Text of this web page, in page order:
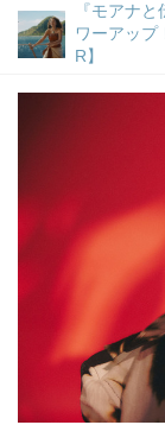
『モアナ
ワーアップ
R】